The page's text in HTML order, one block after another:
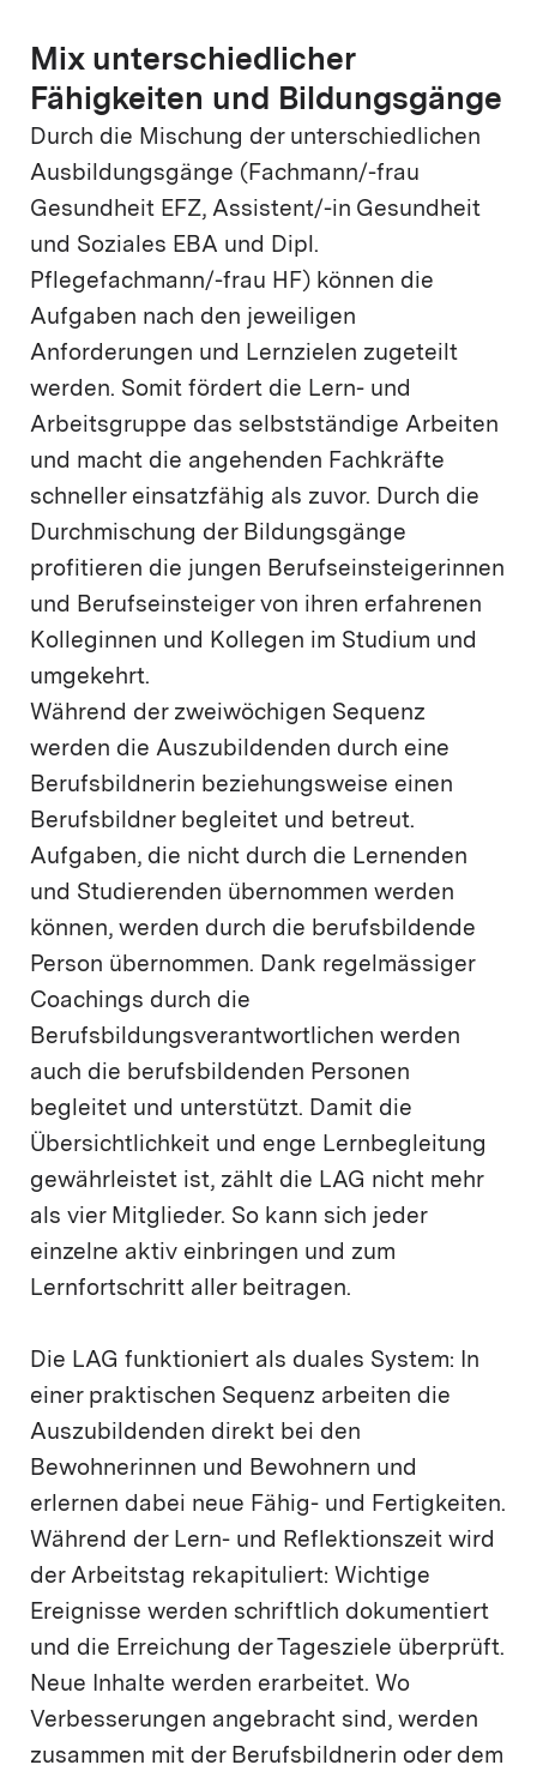
Mix unterschiedlicher
Fähigkeiten und Bildungsgänge
Durch die Mischung der unterschiedlichen
Ausbildungs­gänge (Fachmann/-frau
Gesundheit EFZ, Assistent/-in Gesundheit
und Soziales EBA und Dipl.
Pflegefachmann/-frau HF) können die
Aufgaben nach den jeweiligen
Anforderungen und Lernzielen zugeteilt
werden. Somit fördert die Lern- und
Arbeitsgruppe das selbstständige Arbeiten
und macht die angehenden Fachkräfte
schneller einsatzfähig als zuvor. Durch die
Durchmischung der Bildungsgänge
profitieren die jungen Berufseinsteigerinnen
und Berufseinsteiger von ihren erfahrenen
Kolleginnen und Kollegen im Studium und
umgekehrt.
Während der zweiwöchigen Sequenz
werden die Auszubildenden durch eine
Berufsbildnerin beziehungsweise einen
Berufsbildner begleitet und betreut.
Aufgaben, die nicht durch die Lernenden
und Studierenden übernommen werden
können, werden durch die berufsbildende
Person übernommen. Dank regelmässiger
Coachings durch die
Berufsbildungsverantwortlichen werden
auch die berufsbildenden Personen
begleitet und unterstützt. Damit die
Übersichtlichkeit und enge Lernbegleitung
gewährleistet ist, zählt die LAG nicht mehr
als vier Mitglieder. So kann sich jeder
einzelne aktiv einbringen und zum
Lernfortschritt aller beitragen.
Die LAG funktioniert als duales System: In
einer praktischen Sequenz arbeiten die
Auszubildenden direkt bei den
Bewohnerinnen und Bewohnern und
erlernen dabei neue Fähig- und Fertigkeiten.
Während der Lern- und Reflektionszeit wird
der Arbeitstag rekapituliert: Wichtige
Ereignisse werden schriftlich dokumentiert
und die Erreichung der Tagesziele überprüft.
Neue Inhalte werden erarbeitet. Wo
Verbesserungen angebracht sind, werden
zusammen mit der Berufsbildnerin oder dem